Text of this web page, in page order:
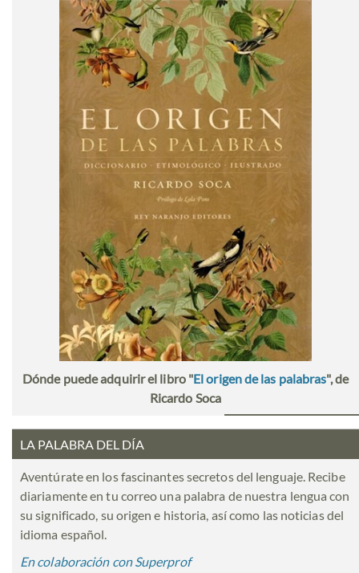
Dónde puede adquirir el libro "El origen de las palabras", de
Ricardo Soca
LA PALABRA DEL DÍA
Aventúrate en los fascinantes secretos del lenguaje. Recibe
diariamente en tu correo una palabra de nuestra lengua con
su significado, su origen e historia, así como las noticias del
idioma español.
En colaboración con Superprof